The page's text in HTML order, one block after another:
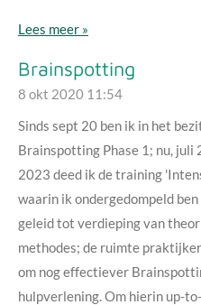
Lees meer »
Brainspotting
8 okt 2020 11:54
Sinds sept 20 ben ik in het
Brainspotting Phase 1; nu, juli
2023 deed ik de training
waarin ik ondergedompeld
geleid tot verdieping van
methodes; de ruimte
om nog effectiever
hulpverlening. Om hierin up-